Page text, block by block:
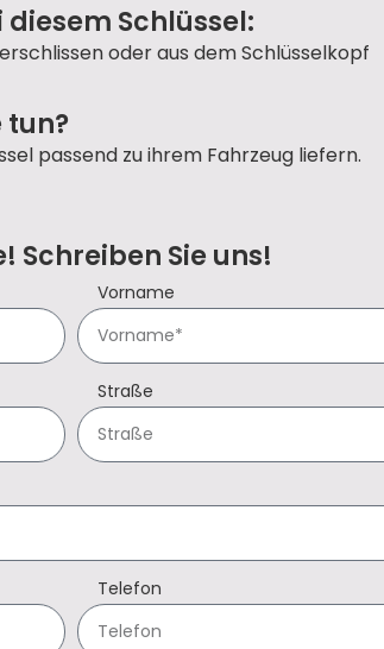
Schlüssel:
oder aus dem Schlüsselkopf
tun?
passend zu ihrem Fahrzeug liefern.
Schreiben Sie uns!
Vorname
Straße
Telefon